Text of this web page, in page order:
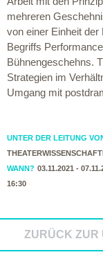
mehreren
von einer Einheit der
Begriffs
Bühnengeschehns.
Strategien im
Umgang mit
UNTER DER LEITUNG
WANN? 03.11.2021 -
16:30
ZURÜCK ZUR